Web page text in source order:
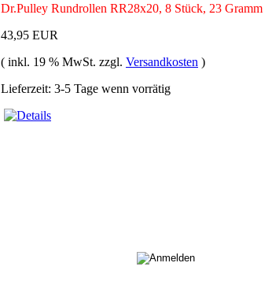
Dr.Pulley Rundrollen RR28x20, 8 Stück, 23 Gramm
43,95 EUR
( inkl. 19 % MwSt. zzgl. Versandkosten )
Lieferzeit: 3-5 Tage wenn vorrätig